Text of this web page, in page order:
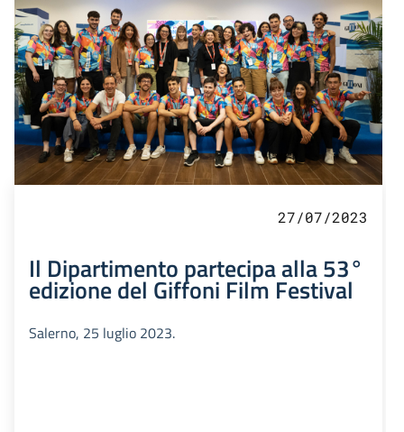
27/07/2023
Il Dipartimento partecipa alla 53°
edizione del Giffoni Film Festival
Salerno, 25 luglio 2023.